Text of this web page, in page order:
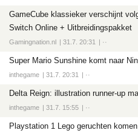
GameCube klassieker verschijnt
Switch Online + Uitbreidingspakket
Gamingnation.nl 31.7. 20:31 ··
Super Mario Sunshine komt naar
inthegame 31.7. 20:31 ··
Delta Reign: illustration runner-up
inthegame 31.7. 15:55 ··
Playstation 1 Lego geruchten